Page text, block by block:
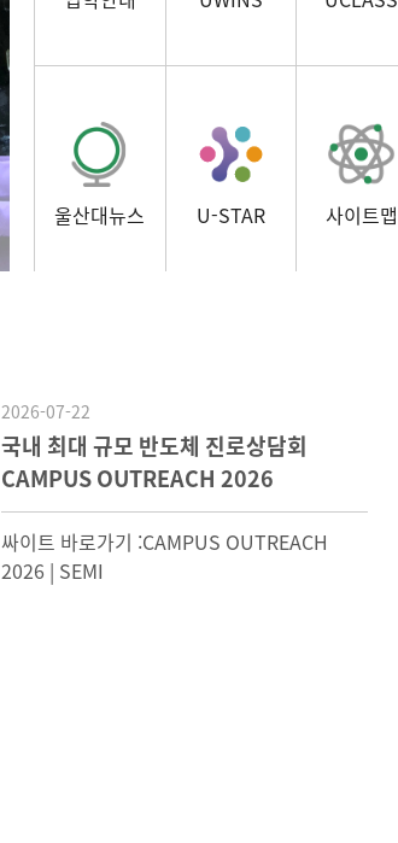
울산대뉴스 U-STAR 사이트맵
2026-07-22
국내 최대 규모 반도체 진로상담회
CAMPUS OUTREACH 2026
싸이트 바로가기 :CAMPUS OUTREACH
2026 | SEMI